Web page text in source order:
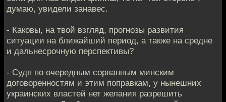
думаю, увидели занавес.
- Каковы, на твой взгляд, прогнозы развития
ситуации на ближайший период, а также на средне
и дальнесрочную перспективы?
- Судя по очередным сорванным минским
договоренностям и этим поправкам, у нынешних
украинских властей нет желания разрешить